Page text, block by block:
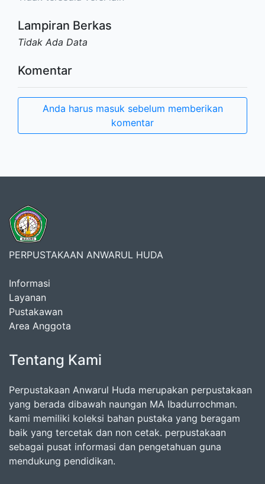
Lampiran Berkas
Tidak Ada Data
Komentar
Anda harus masuk sebelum memberikan
komentar
PERPUSTAKAAN ANWARUL HUDA
Informasi
Layanan
Pustakawan
Area Anggota
Tentang Kami
Perpustakaan Anwarul Huda merupakan perpustakaan
yang berada dibawah naungan MA Ibadurrochman.
kami memiliki koleksi bahan pustaka yang beragam
baik yang tercetak dan non cetak. perpustakaan
sebagai pusat informasi dan pengetahuan guna
mendukung pendidikan.